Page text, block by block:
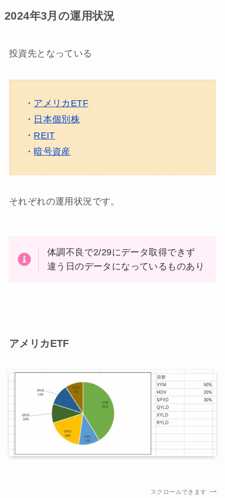
2024年3月の運用状況
投資先となっている
・ アメリカETF
・ 日本個別株
・ REIT
・ 暗号資産
それぞれの運用状況です。
体調不良で2/29にデータ取得できず
違う日のデータになっているものあり
アメリカETF
スクロールできます